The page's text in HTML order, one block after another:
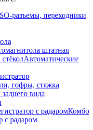
разъемы, переходники
штатная
Автоматические
гофры, стяжка
вида
Комбо
с радаром